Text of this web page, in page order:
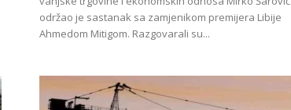
održao je sastanak sa zamjenikom premijera Libije
Ahmedom Mitigom. Razgovarali su...